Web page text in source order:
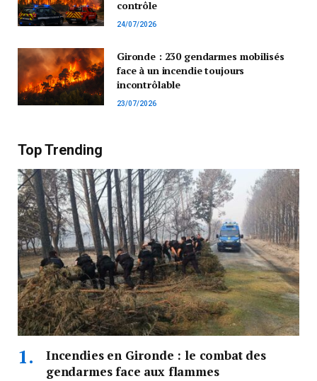
contrôle
24/07/2026
Gironde : 230 gendarmes mobilisés
face à un incendie toujours
incontrôlable
23/07/2026
Top Trending
Incendies en Gironde : le combat des
gendarmes face aux flammes